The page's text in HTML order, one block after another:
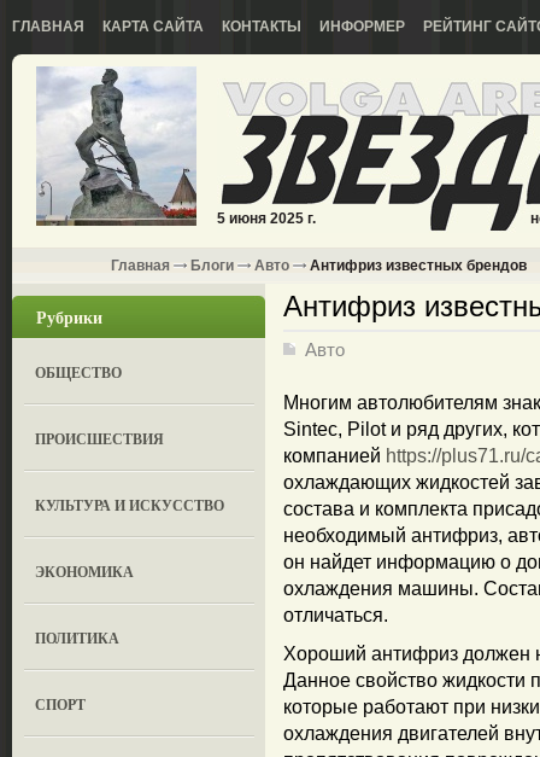
ГЛАВНАЯ КАРТА САЙТА КОНТАКТЫ ИНФОРМЕР РЕЙТИНГ
5 июня 2025 г.
Главная Блоги Авто Антифриз известных брендов
Рубрики
ОБЩЕСТВО
ПРОИСШЕСТВИЯ
КУЛЬТУРА И ИСКУССТВО
ЭКОНОМИКА
ПОЛИТИКА
СПОРТ
Антифриз
Авто
Многим автолюбителям
Sintec, Pilot и ряд других,
компанией https://plus71.ru/
охлаждающих жидкостей
состава и комплекта
необходимый антифриз,
он найдет информацию о
охлаждения машины.
отличаться.
Хороший антифриз должен
Данное свойство жидкости
которые работают при
охлаждения двигателей